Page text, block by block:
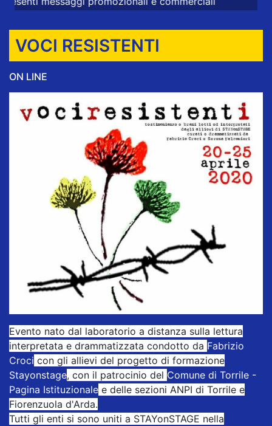
VOCI RESISTENTI
ON LINE
Evento nato dal laboratorio a distanza sulla lettura
interpretata e drammatizzata condotto da Fabrizio
Croci con gli allievi del progetto di formazione
Stayonstage, con il patrocinio del Comune di Torrile -
Pagina Istituzionale e delle sezioni ANPI di Torrile e
Fiorenzuola d'Arda.
Tutti gli enti si sono uniti a STAYonSTAGE nella